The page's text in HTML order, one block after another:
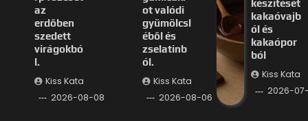
az
erdőben
szedett
virágokbó
l.
Kiss Kata
2026-08-08
ot valódi
gyümölcsl
éből és
zselatinb
ól.
Kiss Kata
2026-08-06
készítését
kakaóvajb
ól és
kakaópor
ból
Kiss Kata
2026-